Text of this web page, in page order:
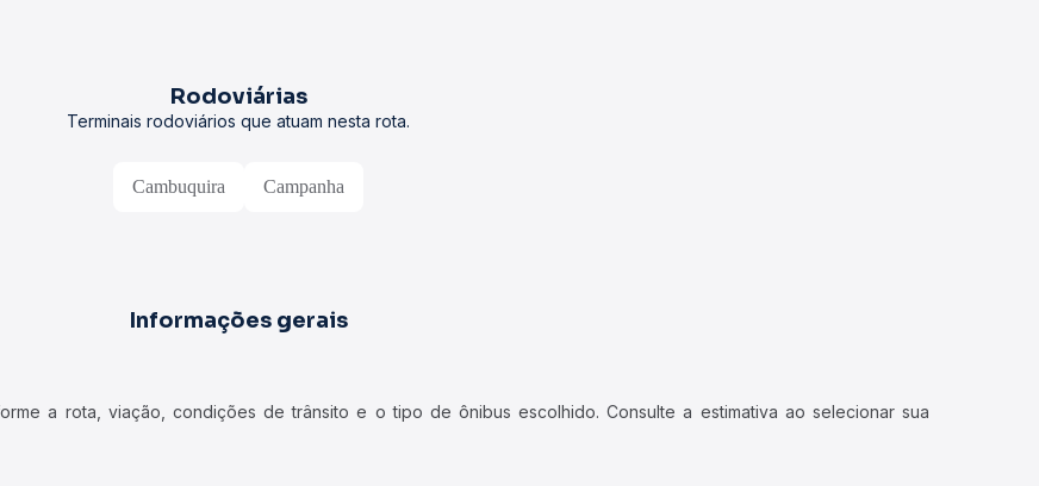
Rodoviárias
Terminais rodoviários que atuam nesta rota.
Cambuquira Campanha
Informações gerais
a rota, viação, condições de trânsito e o tipo de ônibus escolhido. Consulte a estimativa ao selecionar sua